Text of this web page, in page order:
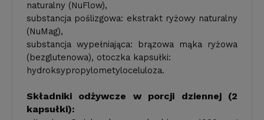
naturalny (NuFlow),
substancja poślizgowa: ekstrakt ryżowy naturalny
(NuMag),
substancja wypełniająca: brązowa mąka ryżowa
(bezglutenowa), otoczka kapsułki:
hydroksypropylometyloceluloza.
Składniki odżywcze w porcji dziennej (2
kapsułki):